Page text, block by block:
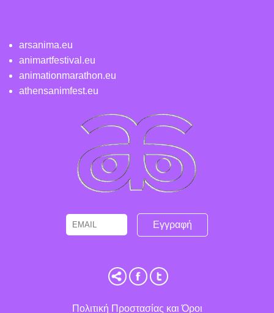
arsanima.eu
animartfestival.eu
animationmarathon.eu
athensanimfest.eu
Email Name
Πολιτική Προστασίας και Όροι